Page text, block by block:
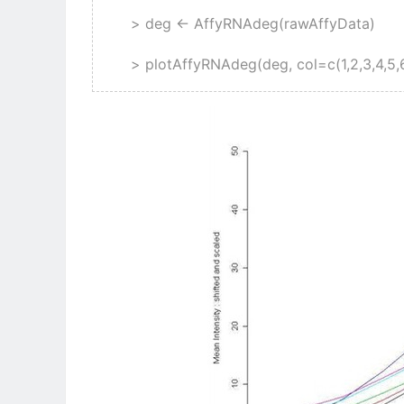
> deg <- AffyRNAdeg(rawAffyData)
> plotAffyRNAdeg(deg,